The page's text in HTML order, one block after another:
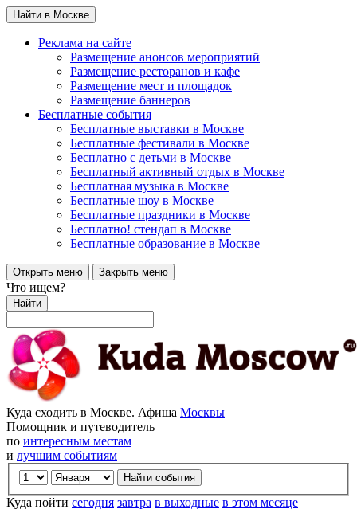
Найти в Москве
Реклама на сайте
Размещение анонсов мероприятий
Размещение ресторанов и кафе
Размещение мест и площадок
Размещение баннеров
Бесплатные события
Бесплатные выставки в Москве
Бесплатные фестивали в Москве
Бесплатно с детьми в Москве
Бесплатный активный отдых в Москве
Бесплатная музыка в Москве
Бесплатные шоу в Москве
Бесплатные праздники в Москве
Бесплатно! стендап в Москве
Бесплатные образование в Москве
Открыть меню Закрыть меню
Что ищем?
Найти
Куда сходить в Москве. Афиша Москвы
Помощник и путеводитель
по интересным местам
и лучшим событиям
Куда пойти сегодня завтра в выходные в этом месяце